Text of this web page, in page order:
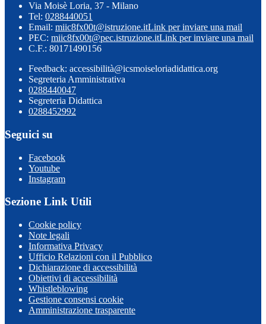
Via Moisè Loria, 37 - Milano
Tel: 0288440051
Email: miic8fx00t@istruzione.itLink per inviare una mail
PEC: miic8fx00t@pec.istruzione.itLink per inviare una mail
C.F.: 80171490156
Feedback: accessibilità@icsmoiseloriadidattica.org
Segreteria Amministrativa
0288440047
Segreteria Didattica
0288452992
Seguici su
Facebook
Youtube
Instagram
Sezione Link Utili
Cookie policy
Note legali
Informativa Privacy
Ufficio Relazioni con il Pubblico
Dichiarazione di accessibilità
Obiettivi di accessibilità
Whistleblowing
Gestione consensi cookie
Amministrazione trasparente